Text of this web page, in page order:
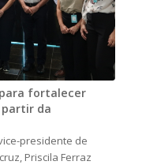
para fortalecer
partir da
presidente de
Priscila Ferraz